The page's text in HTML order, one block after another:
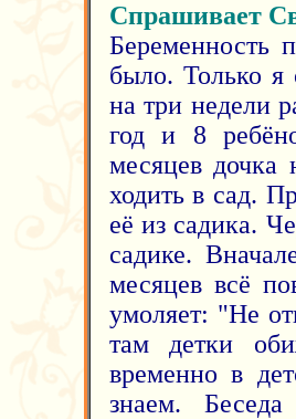
Спрашивает
Беременность
было. Только я
на три недели
год и 8
месяцев дочка
ходить в сад.
её из садика.
садике.
месяцев всё
умоляет: "Не
там детки
временно в
знаем.